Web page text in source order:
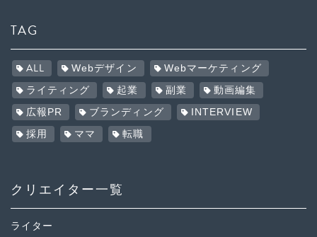
TAG
ALL Webデザイン Webマーケティング
ライティング 起業 副業 動画編集
広報PR ブランディング INTERVIEW
採用 ママ 転職
クリエイター一覧
ライター